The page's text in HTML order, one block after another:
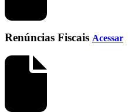
Renúncias Fiscais Acessar